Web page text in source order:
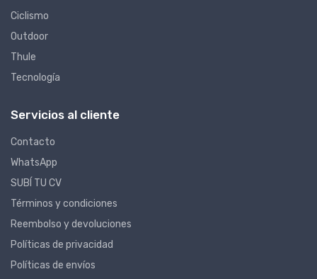
Ciclismo
Outdoor
Thule
Tecnología
Servicios al cliente
Contacto
WhatsApp
SUBÍ TU CV
Términos y condiciones
Reembolso y devoluciones
Políticas de privacidad
Políticas de envíos